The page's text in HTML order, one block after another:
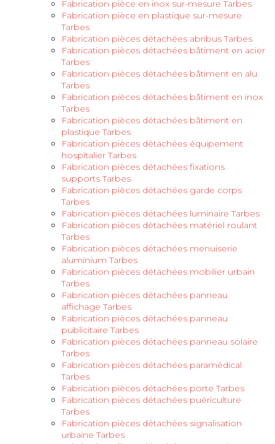
Fabrication pièce en inox sur-mesure Tarbes
Fabrication pièce en plastique sur-mesure
Tarbes
Fabrication pièces détachées abribus Tarbes
Fabrication pièces détachées bâtiment en acier
Tarbes
Fabrication pièces détachées bâtiment en alu
Tarbes
Fabrication pièces détachées bâtiment en inox
Tarbes
Fabrication pièces détachées bâtiment en
plastique Tarbes
Fabrication pièces détachées équipement
hospitalier Tarbes
Fabrication pièces détachées fixations
supports Tarbes
Fabrication pièces détachées garde corps
Tarbes
Fabrication pièces détachées luminaire Tarbes
Fabrication pièces détachées matériel roulant
Tarbes
Fabrication pièces détachées menuiserie
aluminium Tarbes
Fabrication pièces détachées mobilier urbain
Tarbes
Fabrication pièces détachées panneau
affichage Tarbes
Fabrication pièces détachées panneau
publicitaire Tarbes
Fabrication pièces détachées panneau solaire
Tarbes
Fabrication pièces détachées paramédical
Tarbes
Fabrication pièces détachées porte Tarbes
Fabrication pièces détachées puériculture
Tarbes
Fabrication pièces détachées signalisation
urbaine Tarbes